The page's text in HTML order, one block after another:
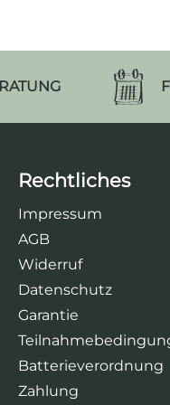
Rechtliches
Impressum
AGB
Widerruf
Datenschutz
Garantie
Batterieverordnung
Zahlung